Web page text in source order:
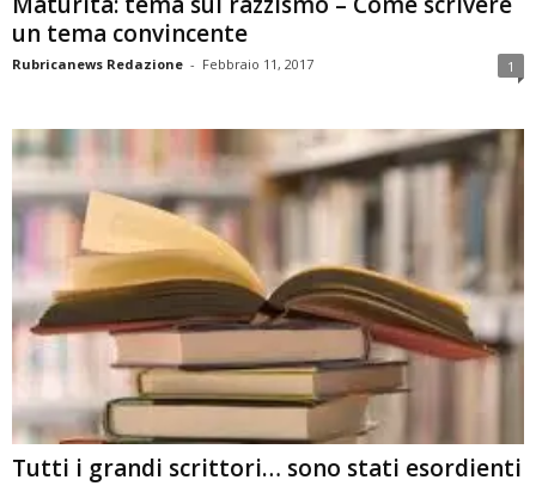
un tema convincente
Rubricanews Redazione - Febbraio 11, 2017 1
Tutti i grandi scrittori… sono stati esordienti